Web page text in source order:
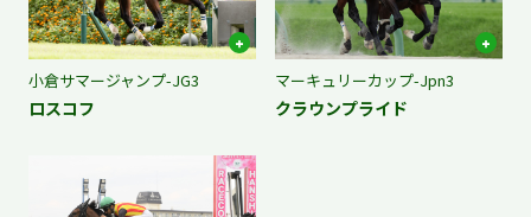
小倉サマージャンプ-JG3
ロスコフ
マーキュリーカップ-Jpn3
クラウンプライド